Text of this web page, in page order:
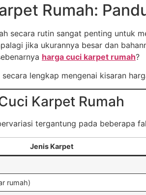
Rumah:
secara rutin sangat penting untuk
jika ukurannya besar dan
harga cuci karpet rumah?
lengkap mengenai kisaran
Karpet Rumah
tergantung pada beberapa
Jenis Karpet
rumah)